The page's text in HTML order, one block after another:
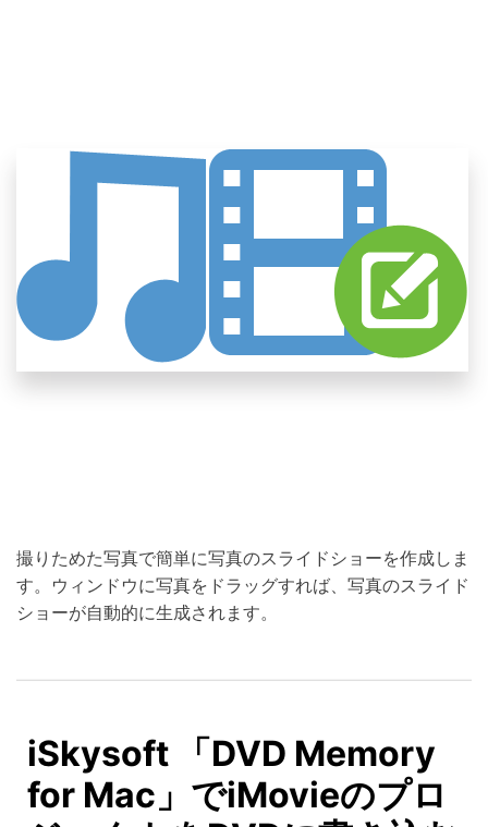
撮りためた写真で簡単に写真のスライドショーを作成しま
す。ウィンドウに写真をドラッグすれば、写真のスライド
ショーが自動的に生成されます。
iSkysoft 「DVD Memory
for Mac」でiMovieのプロ